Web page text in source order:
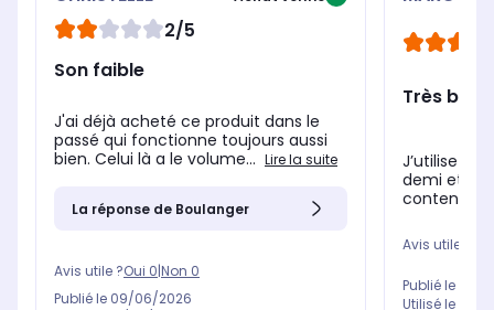
2/5
Son faible
J'ai déjà acheté ce produit dans le
passé qui fonctionne toujours aussi
bien. Celui là a le volume... Lire la suite
La réponse de Boulanger
Avis utile ?Oui 0|Non 0
Publié le 09/06/2026
Très bon
J’utilise le
demi et
content.
Avis utile ?
Publié le
Utilisé le